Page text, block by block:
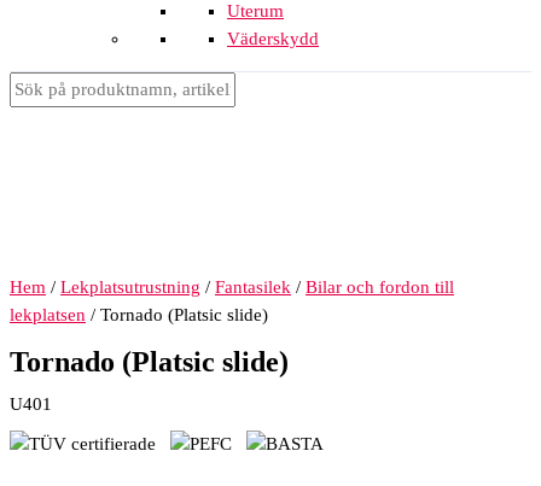
Uterum
Väderskydd
Hem / Lekplatsutrustning / Fantasilek / Bilar och fordon till
lekplatsen / Tornado (Platsic slide)
Tornado (Platsic slide)
U401